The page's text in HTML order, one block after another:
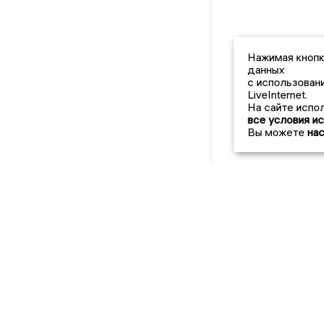
Нажимая
данных
с
LiveInternet.
На сайте
все условия
Вы можете